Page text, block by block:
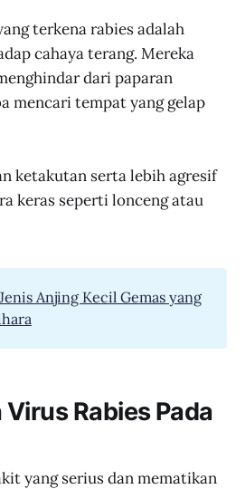
terkena rabies adalah
cahaya terang. Mereka
dari paparan
mencari tempat yang gelap
ketakutan serta lebih agresif
keras seperti lonceng atau
Anjing Kecil Gemas yang
Rabies Pada
yang serius dan mematikan